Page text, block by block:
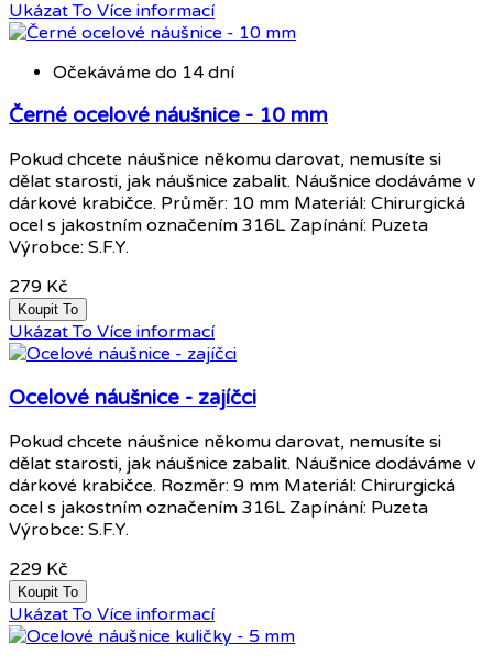
Ukázat To Více informací
Očekáváme do 14 dní
Černé ocelové náušnice - 10 mm
Pokud chcete náušnice někomu darovat, nemusíte si
dělat starosti, jak náušnice zabalit. Náušnice dodáváme v
dárkové krabičce. Průměr: 10 mm Materiál: Chirurgická
ocel s jakostním označením 316L Zapínání: Puzeta
Výrobce: S.F.Y.
279 Kč
Koupit To
Ukázat To Více informací
Ocelové náušnice - zajíčci
Pokud chcete náušnice někomu darovat, nemusíte si
dělat starosti, jak náušnice zabalit. Náušnice dodáváme v
dárkové krabičce. Rozměr: 9 mm Materiál: Chirurgická
ocel s jakostním označením 316L Zapínání: Puzeta
Výrobce: S.F.Y.
229 Kč
Koupit To
Ukázat To Více informací